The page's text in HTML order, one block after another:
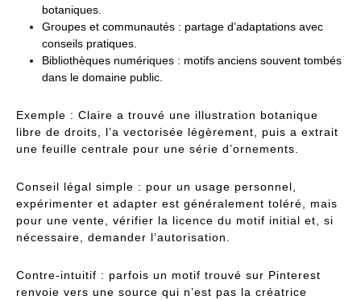
botaniques.
Groupes et communautés : partage d’adaptations avec
conseils pratiques.
Bibliothèques numériques : motifs anciens souvent tombés
dans le domaine public.
Exemple : Claire a trouvé une illustration botanique
libre de droits, l’a vectorisée légèrement, puis a extrait
une feuille centrale pour une série d’ornements.
Conseil légal simple : pour un usage personnel,
expérimenter et adapter est généralement toléré, mais
pour une vente, vérifier la licence du motif initial et, si
nécessaire, demander l’autorisation.
Contre-intuitif : parfois un motif trouvé sur Pinterest
renvoie vers une source qui n’est pas la créatrice